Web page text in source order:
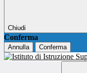
Chiudi
Conferma
Annulla Conferma